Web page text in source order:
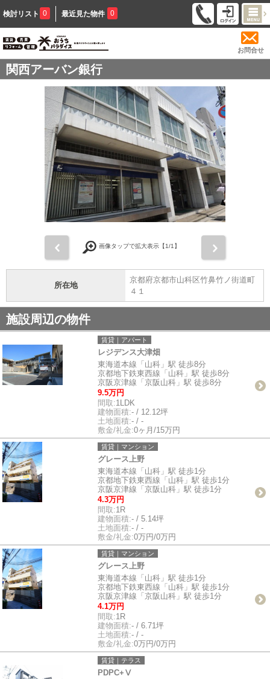
検討リスト 0 最近見た物件 0
お問合せ
関西アーバン銀行
画像タップで拡大表示【1/1】
所在地
京都府京都市山科区竹鼻竹ノ街道町
４１
施設周辺の物件
賃貸｜アパート
レジデンス大津畑
東海道本線「山科」駅 徒歩8分
京都地下鉄東西線「山科」駅 徒歩8分
京阪京津線「京阪山科」駅 徒歩8分
9.5万円
間取:1LDK
建物面積:- / 12.12坪
土地面積:- / -
敷金/礼金:0ヶ月/15万円
賃貸｜マンション
グレース上野
東海道本線「山科」駅 徒歩1分
京都地下鉄東西線「山科」駅 徒歩1分
京阪京津線「京阪山科」駅 徒歩1分
4.3万円
間取:1R
建物面積:- / 5.14坪
土地面積:- / -
敷金/礼金:0万円/0万円
賃貸｜マンション
グレース上野
東海道本線「山科」駅 徒歩1分
京都地下鉄東西線「山科」駅 徒歩1分
京阪京津線「京阪山科」駅 徒歩1分
4.1万円
間取:1R
建物面積:- / 6.71坪
土地面積:- / -
敷金/礼金:0万円/0万円
賃貸｜テラス
PDPC+Ⅴ